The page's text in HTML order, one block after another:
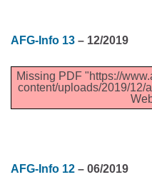
AFG-Info 13 – 12/2019
Missing PDF "https://
content/uploads/2019/12/
AFG-Info 12 – 06/2019